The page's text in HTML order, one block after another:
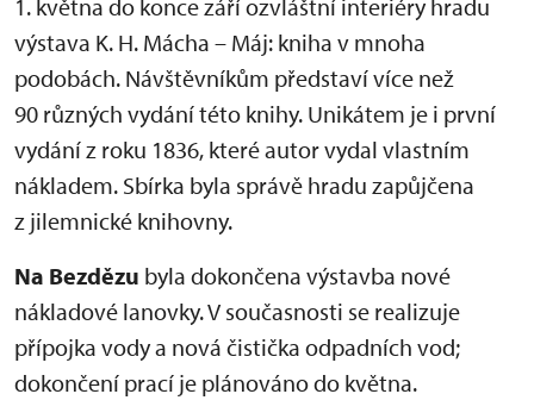
1. května do konce září ozvláštní interiéry hradu
výstava K. H. Mácha – Máj: kniha v mnoha
podobách. Návštěvníkům představí více než
90 různých vydání této knihy. Unikátem je i první
vydání z roku 1836, které autor vydal vlastním
nákladem. Sbírka byla správě hradu zapůjčena
z jilemnické knihovny.
Na Bezdězu byla dokončena výstavba nové
nákladové lanovky. V současnosti se realizuje
přípojka vody a nová čistička odpadních vod;
dokončení prací je plánováno do května.